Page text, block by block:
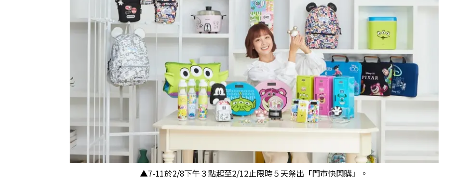
▲7-11於2/8下午３點起至2/12止限時５天祭出「門市快閃購」。